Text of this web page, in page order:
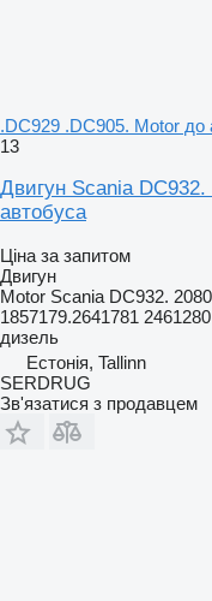
.DC929 .DC905. Motor до
13
Двигун Scania
автобуса
Ціна за запитом
Двигун
Motor Scania DС932.
1857179.2641781
дизель
Естонія, Tallinn
SERDRUG
Зв'язатися з продавцем